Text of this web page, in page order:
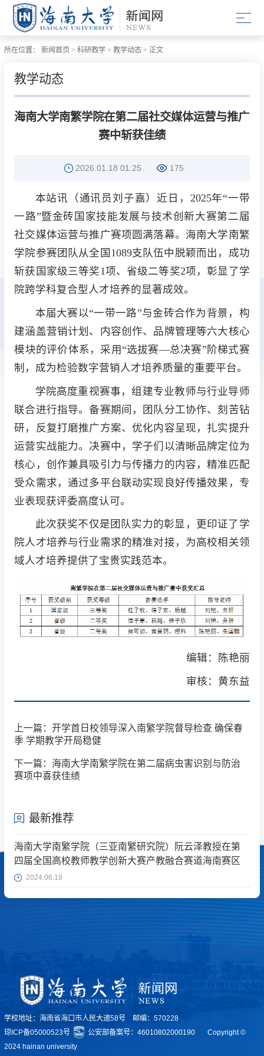
所在位置： 新闻首页 > 科研教学 > 教学动态 > 正文
教学动态
海南大学南繁学院在第二届社交媒体运营与推广
赛中斩获佳绩
2026.01.18 01:25 175
本站讯（通讯员刘子嘉）近日，2025年“一带
一路”暨金砖国家技能发展与技术创新大赛第二届
社交媒体运营与推广赛项圆满落幕。海南大学南繁
学院参赛团队从全国1089支队伍中脱颖而出，成功
斩获国家级三等奖1项、省级二等奖2项，彰显了学
院跨学科复合型人才培养的显著成效。
本届大赛以“一带一路”与金砖合作为背景，构
建涵盖营销计划、内容创作、品牌管理等六大核心
模块的评价体系，采用“选拔赛—总决赛”阶梯式赛
制，成为检验数字营销人才培养质量的重要平台。
学院高度重视赛事，组建专业教师与行业导师
联合进行指导。备赛期间，团队分工协作、刻苦钻
研，反复打磨推广方案、优化内容呈现，扎实提升
运营实战能力。决赛中，学子们以清晰品牌定位为
核心，创作兼具吸引力与传播力的内容，精准匹配
受众需求，通过多平台联动实现良好传播效果，专
业表现获评委高度认可。
此次获奖不仅是团队实力的彰显，更印证了学
院人才培养与行业需求的精准对接，为高校相关领
域人才培养提供了宝贵实践范本。
编辑：陈艳丽
审核：黄东益
上一篇：开学首日校领导深入南繁学院督导检查 确保春
季 学期教学开局稳健
下一篇：海南大学南繁学院在第二届病虫害识别与防治
赛项中喜获佳绩
最新推荐
海南大学南繁学院（三亚南繁研究院）阮云泽教授在第
四届全国高校教师教学创新大赛产教融合赛道海南赛区
斩获佳绩
2024.06.18
学校地址：海南省海口市人民大道58号 邮编：570228
琼ICP备05000523号
公安部备案号：46010802000190
Copyright ©
2024 hainan university